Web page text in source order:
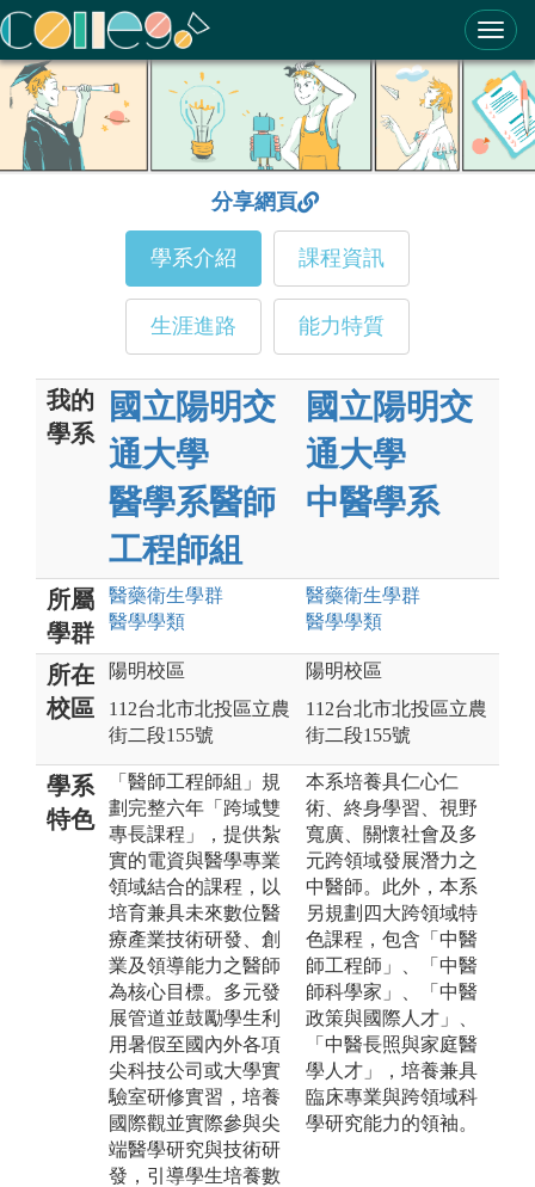
ColleGo! 大學選才與高中育才輔助系統
分享網頁
學系介紹 課程資訊
生涯進路 能力特質
我的
學系
國立陽明交
通大學
醫學系醫師
工程師組
國立陽明交
通大學
中醫學系
所屬
學群
醫藥衛生學群
醫學學類
醫藥衛生學群
醫學學類
所在
校區
陽明校區
112台北市北投區立農
街二段155號
陽明校區
112台北市北投區立農
街二段155號
學系
特色
「醫師工程師組」規
劃完整六年「跨域雙
專長課程」，提供紮
實的電資與醫學專業
領域結合的課程，以
培育兼具未來數位醫
療產業技術研發、創
業及領導能力之醫師
為核心目標。多元發
展管道並鼓勵學生利
用暑假至國內外各項
尖科技公司或大學實
驗室研修實習，培養
國際觀並實際參與尖
端醫學研究與技術研
發，引導學生培養數
本系培養具仁心仁
術、終身學習、視野
寬廣、關懷社會及多
元跨領域發展潛力之
中醫師。此外，本系
另規劃四大跨領域特
色課程，包含「中醫
師工程師」、「中醫
師科學家」、「中醫
政策與國際人才」、
「中醫長照與家庭醫
學人才」，培養兼具
臨床專業與跨領域科
學研究能力的領袖。